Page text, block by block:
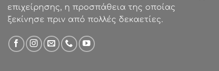
επιχείρησης, η προσπάθεια της οποίας
ξεκίνησε πριν από πολλές δεκαετίες.